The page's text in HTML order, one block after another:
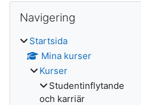
Block
Navigering
Startsida
Mina kurser
Kurser
Studentinflytande
och karriär